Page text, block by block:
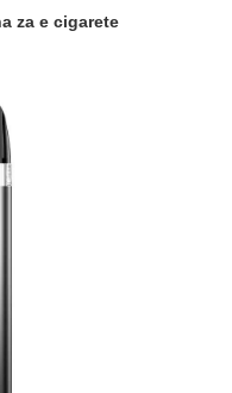
za e cigarete